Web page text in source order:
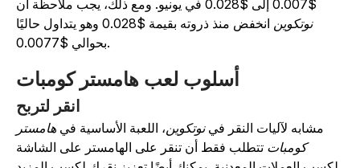
نوتكوين
انخفض منذ ذروته بقيمة $0.028 وهو يتداول حاليًا
أسلوب لعب هامستر كومبات
انقر لتربح
مشابه لآليات النقر في نوتكوين، اللعبة الأساسية في هامستر
كومباتتتطلب فقط أن تنقر على الهامستر على الشاشة